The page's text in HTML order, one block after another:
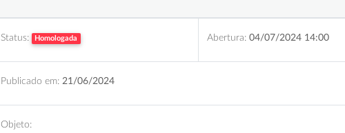
Status: Homologada Abertura: 04/07/2024 14:00
Publicado em: 21/06/2024
Objeto: